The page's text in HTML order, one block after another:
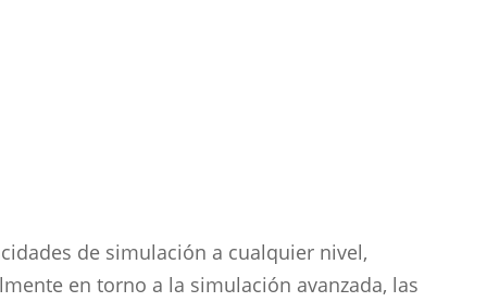
de simulación a cualquier nivel,
en torno a la simulación avanzada, las